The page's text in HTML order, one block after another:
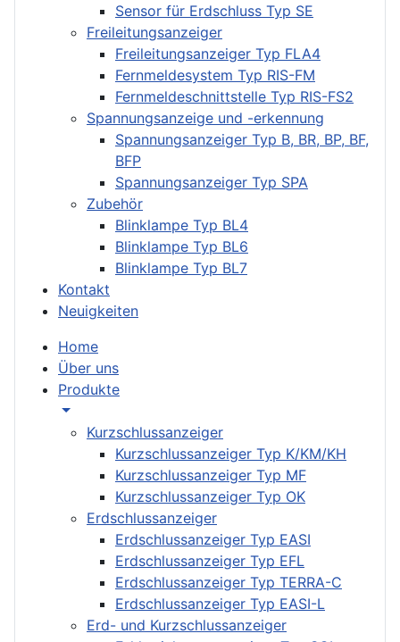
Sensor für Erdschluss Typ SE
Freileitungsanzeiger
Freileitungsanzeiger Typ FLA4
Fernmeldesystem Typ RIS-FM
Fernmeldeschnittstelle Typ RIS-FS2
Spannungsanzeige und -erkennung
Spannungsanzeiger Typ B, BR, BP, BF,
BFP
Spannungsanzeiger Typ SPA
Zubehör
Blinklampe Typ BL4
Blinklampe Typ BL6
Blinklampe Typ BL7
Kontakt
Neuigkeiten
Home
Über uns
Produkte
Kurzschlussanzeiger
Kurzschlussanzeiger Typ K/KM/KH
Kurzschlussanzeiger Typ MF
Kurzschlussanzeiger Typ OK
Erdschlussanzeiger
Erdschlussanzeiger Typ EASI
Erdschlussanzeiger Typ EFL
Erdschlussanzeiger Typ TERRA-C
Erdschlussanzeiger Typ EASI-L
Erd- und Kurzschlussanzeiger